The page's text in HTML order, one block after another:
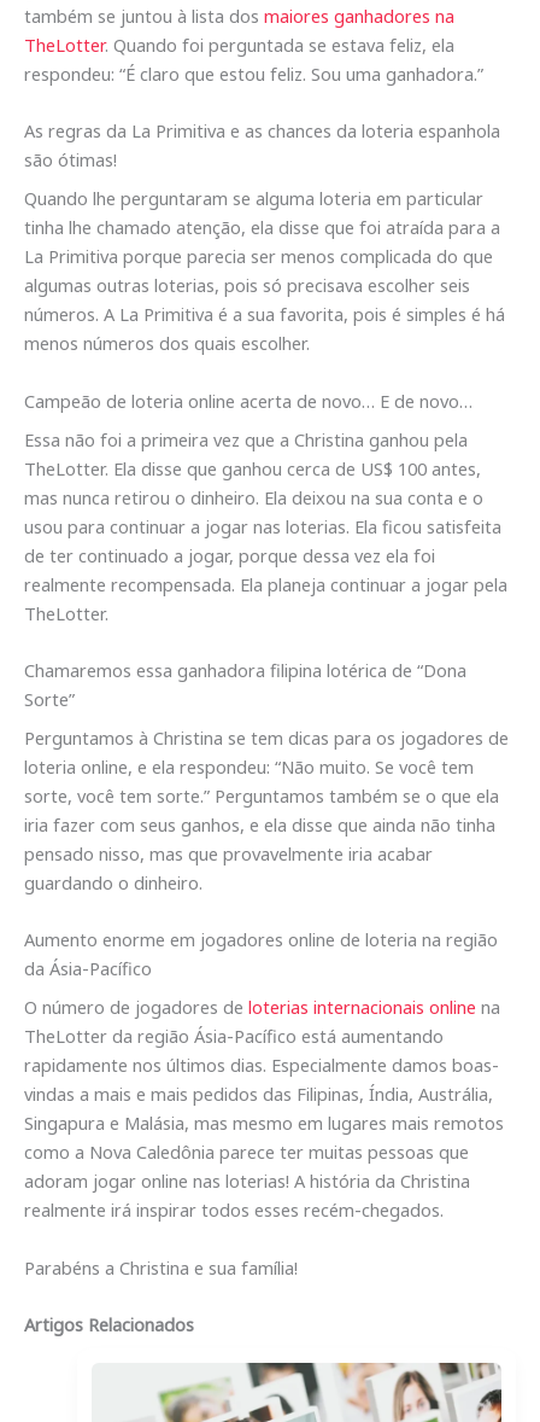
também se juntou à lista dos maiores ganhadores na
TheLotter. Quando foi perguntada se estava feliz, ela
respondeu: “É claro que estou feliz. Sou uma ganhadora.”
As regras da La Primitiva e as chances da loteria espanhola
são ótimas!
Quando lhe perguntaram se alguma loteria em particular
tinha lhe chamado atenção, ela disse que foi atraída para a
La Primitiva porque parecia ser menos complicada do que
algumas outras loterias, pois só precisava escolher seis
números. A La Primitiva é a sua favorita, pois é simples é há
menos números dos quais escolher.
Campeão de loteria online acerta de novo… E de novo…
Essa não foi a primeira vez que a Christina ganhou pela
TheLotter. Ela disse que ganhou cerca de US$ 100 antes,
mas nunca retirou o dinheiro. Ela deixou na sua conta e o
usou para continuar a jogar nas loterias. Ela ficou satisfeita
de ter continuado a jogar, porque dessa vez ela foi
realmente recompensada. Ela planeja continuar a jogar pela
TheLotter.
Chamaremos essa ganhadora filipina lotérica de “Dona
Sorte”
Perguntamos à Christina se tem dicas para os jogadores de
loteria online, e ela respondeu: “Não muito. Se você tem
sorte, você tem sorte.” Perguntamos também se o que ela
iria fazer com seus ganhos, e ela disse que ainda não tinha
pensado nisso, mas que provavelmente iria acabar
guardando o dinheiro.
Aumento enorme em jogadores online de loteria na região
da Ásia-Pacífico
O número de jogadores de loterias internacionais online na
TheLotter da região Ásia-Pacífico está aumentando
rapidamente nos últimos dias. Especialmente damos boas-
vindas a mais e mais pedidos das Filipinas, Índia, Austrália,
Singapura e Malásia, mas mesmo em lugares mais remotos
como a Nova Caledônia parece ter muitas pessoas que
adoram jogar online nas loterias! A história da Christina
realmente irá inspirar todos esses recém-chegados.
Parabéns a Christina e sua família!
Artigos Relacionados